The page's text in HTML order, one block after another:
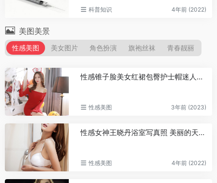
科普知识 4年前 (2022)
美图美景
性感美图 美女图片 角色扮演 旗袍丝袜 青春靓丽
性感锥子脸美女红裙包臀护士帽迷人养眼私房写真
性感美图 3年前 (2023)
性感女神王晓丹浴室写真照 美丽的天使在浴室中照片
性感美图 4年前 (2022)